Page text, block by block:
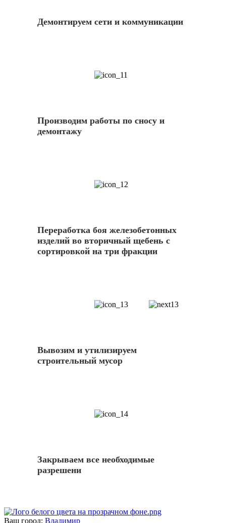
Демонтируем сети и коммуникации
Производим работы по сносу и
демонтажу
Переработка боя железобетонных
изделий во вторичный щебень с
сортировкой на три фракции
Вывозим и утилизируем
строительный мусор
Закрываем все необходимые
разрешени
Ваш город: Владимир